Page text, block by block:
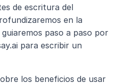
de escritura del
en la
paso a paso por
para escribir un
los beneficios de usar